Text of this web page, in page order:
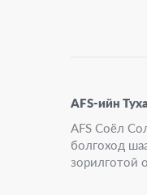
AFS-ийн
AFS Соёл
болгоход
зорилготой